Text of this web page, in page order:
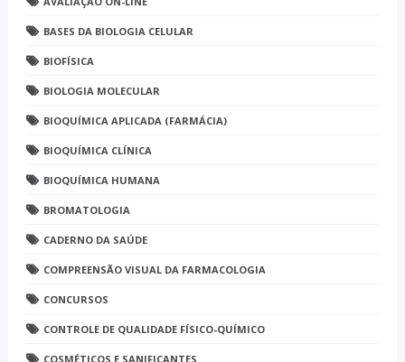
BASES DA BIOLOGIA CELULAR
BIOFÍSICA
BIOLOGIA MOLECULAR
BIOQUÍMICA APLICADA (FARMÁCIA)
BIOQUÍMICA CLÍNICA
BIOQUÍMICA HUMANA
BROMATOLOGIA
CADERNO DA SAÚDE
COMPREENSÃO VISUAL DA FARMACOLOGIA
CONCURSOS
CONTROLE DE QUALIDADE FÍSICO-QUÍMICO
COSMÉTICOS E SANIFICANTES